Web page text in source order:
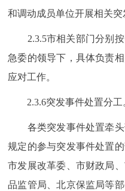
和调动成员单位开展相关突
2.3.5市相关部门分别按
急委的领导下，具体负责
应对工作。
2.3.6突发事件处置分工
各类突发事件处置牵头
规定的参与突发事件处置
市发展改革委、市财政局
品监管局、北京保监局等